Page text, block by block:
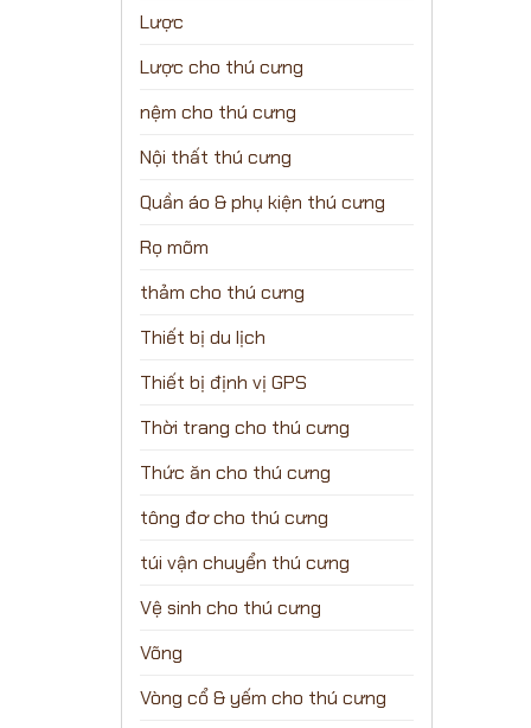
Lược
Lược cho thú cưng
nệm cho thú cưng
Nội thất thú cưng
Quần áo & phụ kiện thú cưng
Rọ mõm
thảm cho thú cưng
Thiết bị du lịch
Thiết bị định vị GPS
Thời trang cho thú cưng
Thức ăn cho thú cưng
tông đơ cho thú cưng
túi vận chuyển thú cưng
Vệ sinh cho thú cưng
Võng
Vòng cổ & yếm cho thú cưng